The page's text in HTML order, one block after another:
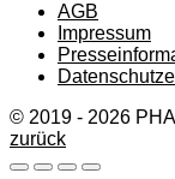
AGB
Impressum
© 2019 - 2026
zurück